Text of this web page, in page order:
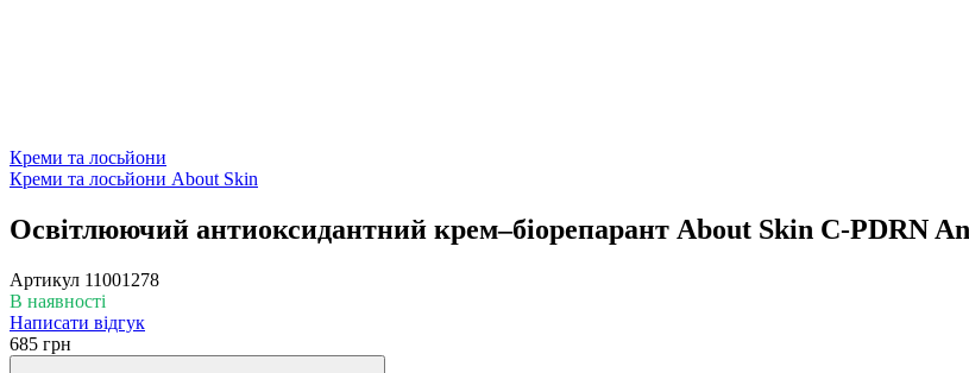
Креми та лосьйони
Креми та лосьйони About Skin
Освітлюючий антиоксидантний крем–біорепарант About Skin C-PDRN
Артикул 11001278
В наявності
Написати відгук
685 грн